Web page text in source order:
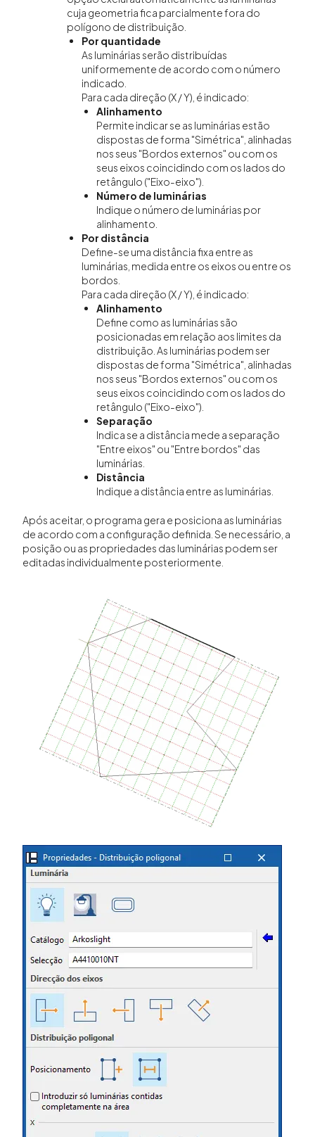
cuja geometria fica parcialmente fora do
polígono de distribuição.
Por quantidade
As luminárias serão distribuídas
uniformemente de acordo com o número
indicado.
Para cada direção (X / Y), é indicado:
Alinhamento
Permite indicar se as luminárias estão
dispostas de forma "Simétrica", alinhadas
nos seus "Bordos externos" ou com os
seus eixos coincidindo com os lados do
retângulo ("Eixo-eixo").
Número de luminárias
Indique o número de luminárias por
alinhamento.
Por distância
Define-se uma distância fixa entre as
luminárias, medida entre os eixos ou entre os
bordos.
Para cada direção (X / Y), é indicado:
Alinhamento
Define como as luminárias são
posicionadas em relação aos limites da
distribuição. As luminárias podem ser
dispostas de forma "Simétrica", alinhadas
nos seus "Bordos externos" ou com os
seus eixos coincidindo com os lados do
retângulo ("Eixo-eixo").
Separação
Indica se a distância mede a separação
"Entre eixos" ou "Entre bordos" das
luminárias.
Distância
Indique a distância entre as luminárias.
Após aceitar, o programa gera e posiciona as luminárias
de acordo com a configuração definida. Se necessário, a
posição ou as propriedades das luminárias podem ser
editadas individualmente posteriormente.